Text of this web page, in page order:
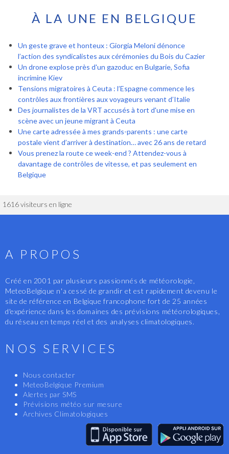
À LA UNE EN BELGIQUE
Un geste grave et honteux : Giorgia Meloni dénonce
l’action des syndicalistes aux cérémonies du Bois du Cazier
Un drone explose près d'un gazoduc en Bulgarie, Sofia
incrimine Kiev
Tensions migratoires à Ceuta : l’Espagne commence les
contrôles aux frontières aux voyageurs venant d’Italie
Des journalistes de la VRT accusés à tort d'une mise en
scène avec un jeune migrant à Ceuta
Une carte adressée à mes grands-parents : une carte
postale vient d’arriver à destination… avec 26 ans de retard
Vous prenez la route ce week-end ? Attendez-vous à
davantage de contrôles de vitesse, et pas seulement en
Belgique
1616 visiteurs en ligne
A PROPOS
Créé en 2001 par plusieurs passionnés de météorologie,
MeteoBelgique n'a cessé de grandir et est rapidement devenu le
site de référence en Belgique francophone fort de 25 années
d'expérience dans les domaines des prévisions météorologiques,
du réseau en temps réel et des analyses climatologiques.
NOS SERVICES
Nous contacter
MeteoBelgique Premium
Alertes par SMS
Prévisions météo sur mesure
Archives Climatologiques